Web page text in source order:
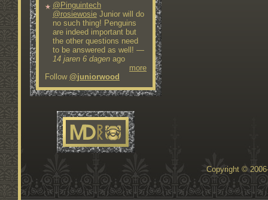
@Pinguintech
@rosiewosieJunior will do
no such thing! Penguins
are indeed important but
the other questions need
to be answered as well! —
14 jaren 6 dagenago
more
Follow @juniorwood
Copyright ©